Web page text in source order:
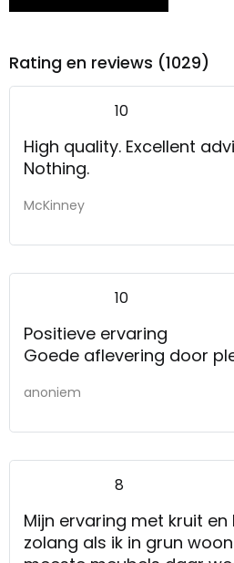
Rating en reviews (1029)
10
High quality. Excellent
Nothing.
McKinney
10
Positieve ervaring
Goede aflevering door
anoniem
8
Mijn ervaring met kruit
zolang als ik in grun